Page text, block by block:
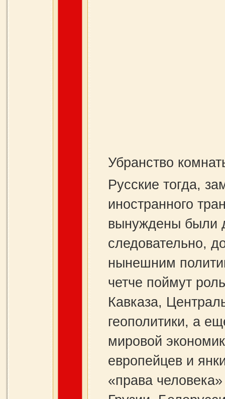
Убранство
Русские тогда,
иностранного
вынуждены были
следовательно,
нынешним
четче поймут
Кавказа,
геополитики, а
мировой
европейцев и
«права